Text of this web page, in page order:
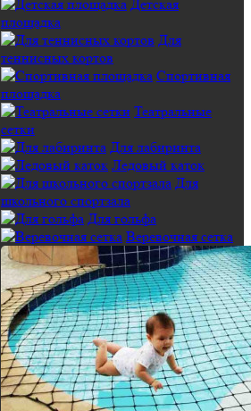
Детская
площадка
Для
теннисных кортов
Спортивная
площадка
Театральные
сетки
Для лабиринта
Ледовый каток
Для
школьного спортзала
Для гольфа
Веревочная сетка